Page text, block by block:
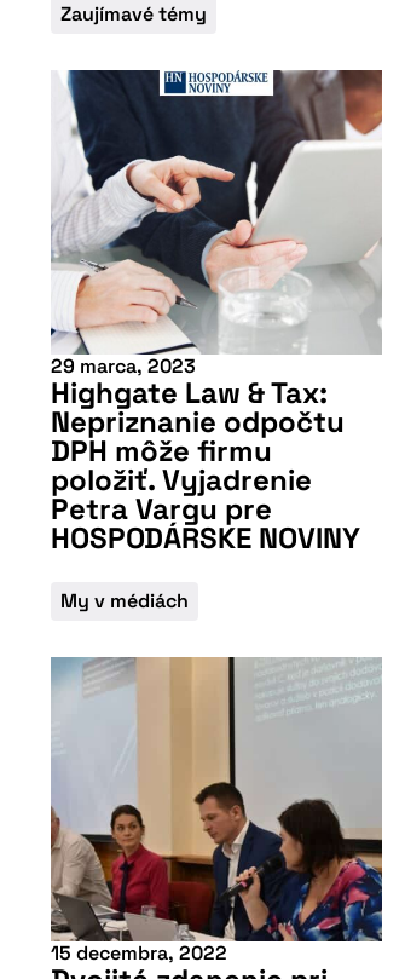
Zaujímavé témy
29 marca, 2023
Highgate Law & Tax:
Nepriznanie odpočtu
DPH môže firmu
položiť. Vyjadrenie
Petra Vargu pre
HOSPODÁRSKE NOVINY
My v médiách
15 decembra, 2022